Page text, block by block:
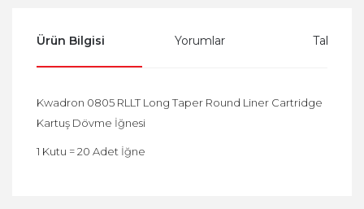
Ürün Bilgisi Yorumlar Taksit
Kwadron 0805 RLLT Long Taper Round Liner Cartridge
Kartuş Dövme İğnesi
1 Kutu = 20 Adet İğne